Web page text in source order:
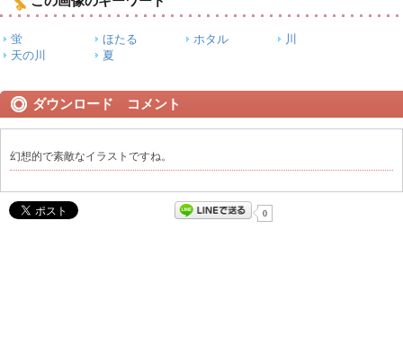
蛍 ほたる ホタル
川
天の川
夏
ダウンロード コメント
幻想的で素敵なイラストですね。
0